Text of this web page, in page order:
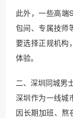
此外，一些高端
包间、专属技师
要选择正规机构
体验。
二、深圳同城男
深圳作为一线城
因长期加班、熬